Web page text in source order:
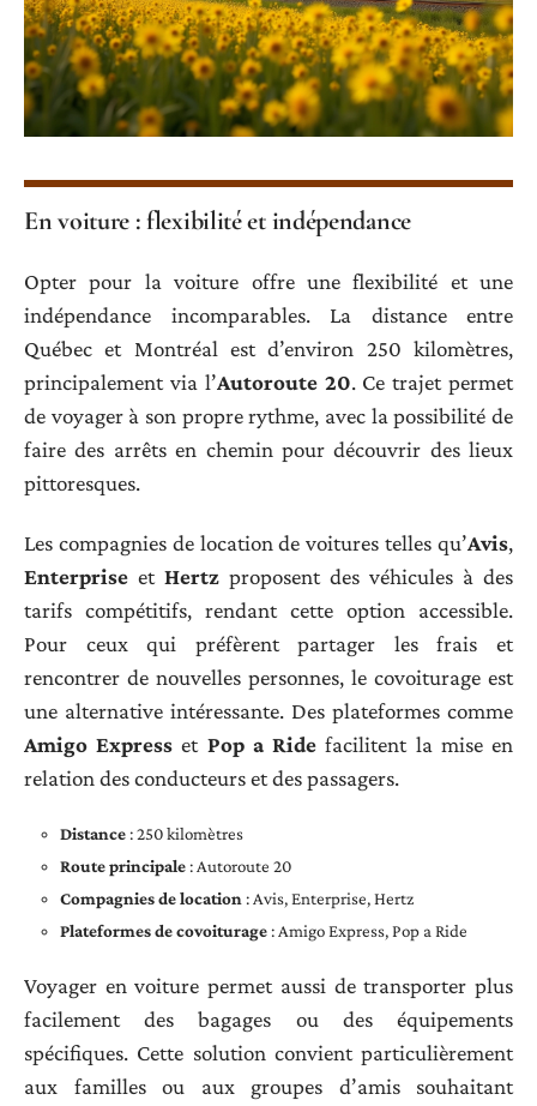
En voiture : flexibilité et indépendance
Opter pour la voiture offre une flexibilité et une
indépendance incomparables. La distance entre
Québec et Montréal est d’environ 250 kilomètres,
principalement via l’Autoroute 20. Ce trajet permet
de voyager à son propre rythme, avec la possibilité de
faire des arrêts en chemin pour découvrir des lieux
pittoresques.
Les compagnies de location de voitures telles qu’Avis,
Enterprise et Hertz proposent des véhicules à des
tarifs compétitifs, rendant cette option accessible.
Pour ceux qui préfèrent partager les frais et
rencontrer de nouvelles personnes, le covoiturage est
une alternative intéressante. Des plateformes comme
Amigo Express et Pop a Ride facilitent la mise en
relation des conducteurs et des passagers.
Distance: 250 kilomètres
Route principale: Autoroute 20
Compagnies de location : Avis, Enterprise, Hertz
Plateformes de covoiturage: Amigo Express, Pop a Ride
Voyager en voiture permet aussi de transporter plus
facilement des bagages ou des équipements
spécifiques. Cette solution convient particulièrement
aux familles ou aux groupes d’amis souhaitant